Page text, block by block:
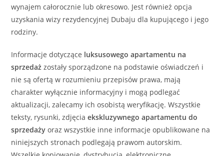
wynajem całorocznie lub okresowo. Jest również opcja
uzyskania wizy rezydencyjnej Dubaju dla kupującego i jego
rodziny.
Informacje dotyczące luksusowego apartamentu na
sprzedaż zostały sporządzone na podstawie oświadczeń i
nie są ofertą w rozumieniu przepisów prawa, mają
charakter wyłącznie informacyjny i mogą podlegać
aktualizacji, zalecamy ich osobistą weryfikację. Wszystkie
teksty, rysunki, zdjęciaekskluzywnego apartamentu do
sprzedaży oraz wszystkie inne informacje opublikowane na
niniejszych stronach podlegają prawom autorskim.